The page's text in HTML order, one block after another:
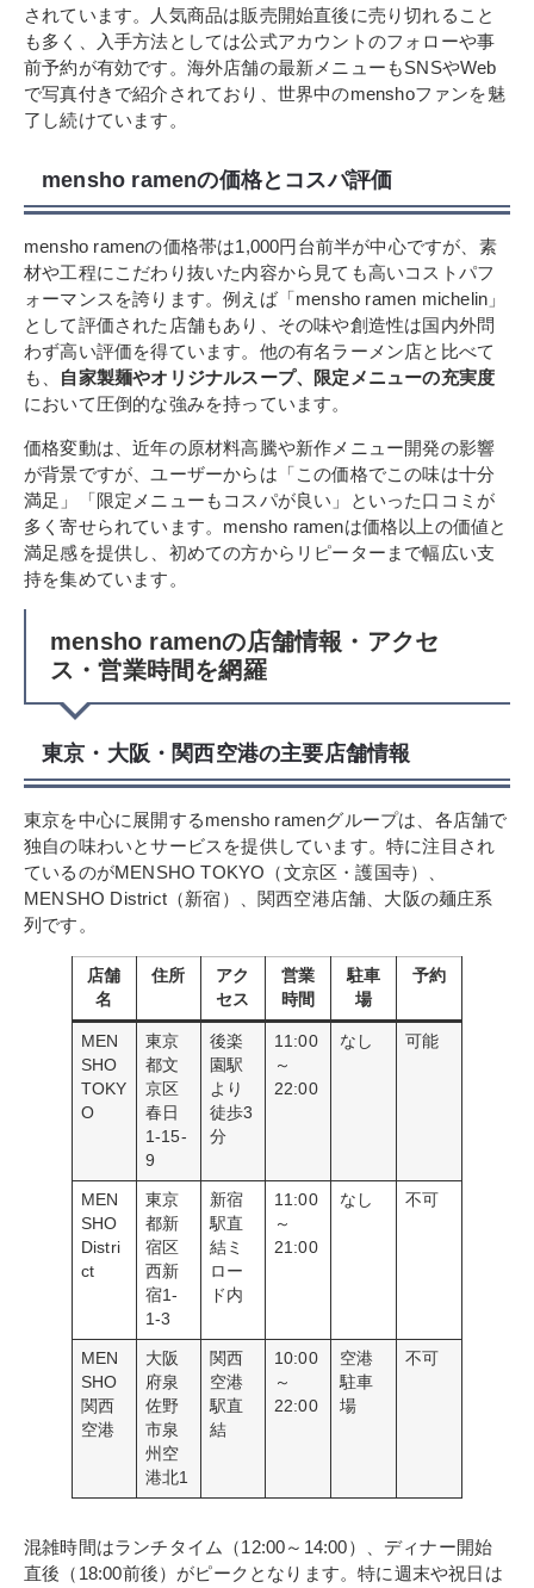
されています。人気商品は販売開始直後に売り切れること
も多く、入手方法としては公式アカウントのフォローや事
前予約が有効です。海外店舗の最新メニューもSNSやWeb
で写真付きで紹介されており、世界中のmenshoファンを魅
了し続けています。
mensho ramenの価格とコスパ評価
mensho ramenの価格帯は1,000円台前半が中心ですが、素
材や工程にこだわり抜いた内容から見ても高いコストパフ
ォーマンスを誇ります。例えば「mensho ramen michelin」
として評価された店舗もあり、その味や創造性は国内外問
わず高い評価を得ています。他の有名ラーメン店と比べて
も、 自家製麺やオリジナルスープ、限定メニューの充実度
において圧倒的な強みを持っています。
価格変動は、近年の原材料高騰や新作メニュー開発の影響
が背景ですが、ユーザーからは「この価格でこの味は十分
満足」「限定メニューもコスパが良い」といった口コミが
多く寄せられています。mensho ramenは価格以上の価値と
満足感を提供し、初めての方からリピーターまで幅広い支
持を集めています。
mensho ramenの店舗情報・アクセ
ス・営業時間を網羅
東京・大阪・関西空港の主要店舗情報
東京を中心に展開するmensho ramenグループは、各店舗で
独自の味わいとサービスを提供しています。特に注目され
ているのがMENSHO TOKYO（文京区・護国寺）、
MENSHO District（新宿）、関西空港店舗、大阪の麺庄系
列です。
店舗
名
住所
アク
セス
営業
時間
駐車
場
予約
MEN
SHO
TOKY
O
東京
都文
京区
春日
1-15-
9
後楽
園駅
より
徒歩3
分
11:00
～
22:00
なし 可能
MEN
SHO
Distri
ct
東京
都新
宿区
西新
宿1-
1-3
新宿
駅直
結ミ
ロー
ド内
11:00
～
21:00
なし 不可
MEN
SHO
関西
空港
大阪
府泉
佐野
市泉
州空
港北1
関西
空港
駅直
結
10:00
～
22:00
空港
駐車
場
不可
混雑時間はランチタイム（12:00～14:00）、ディナー開始
直後（18:00前後）がピークとなります。特に週末や祝日は